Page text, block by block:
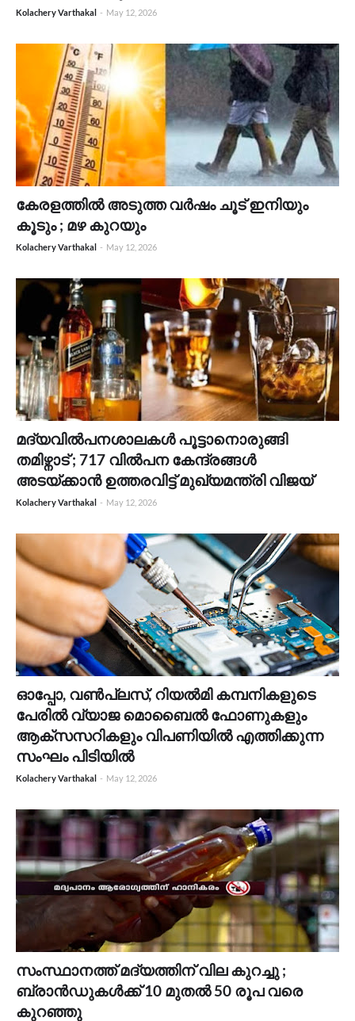
Kolachery Varthakal - May 12, 2026
കേരളത്തിൽ അടുത്ത വർഷം ചൂട് ഇനിയും
കൂടും ; മഴ കുറയും
Kolachery Varthakal - May 12, 2026
മദ്യവിൽപനശാലകൾ പൂട്ടാനൊരുങ്ങി
തമിഴ്നാട് ; 717 വിൽപന കേന്ദ്രങ്ങൾ
അടയ്ക്കാൻ ഉത്തരവിട്ട് മുഖ്യമന്ത്രി വിജയ്
Kolachery Varthakal - May 12, 2026
ഓപ്പോ, വൺപ്ലസ്, റിയൽമി കമ്പനികളുടെ
പേരിൽ വ്യാജ മൊബൈൽ ഫോണുകളും
ആക്സസറികളും വിപണിയിൽ എത്തിക്കുന്ന
സംഘം പിടിയിൽ
Kolachery Varthakal - May 12, 2026
സംസ്ഥാനത്ത് മദ്യത്തിന് വില കുറച്ചു ;
ബ്രാൻഡുകൾക്ക് 10 മുതൽ 50 രൂപ വരെ
കുറഞ്ഞു